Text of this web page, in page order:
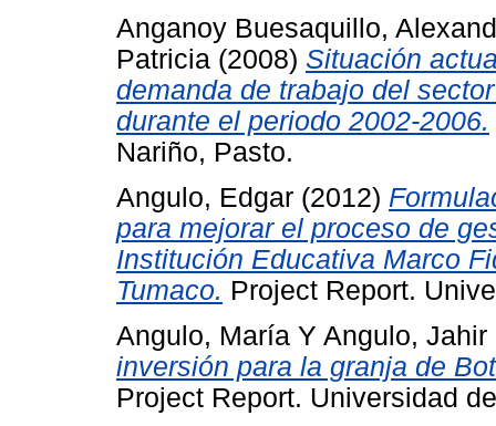
Anganoy Buesaquillo,
Patricia (2008) Situación
demanda de trabajo del
durante el periodo 2002-2006.
Nariño, Pasto.
Angulo, Edgar (2012)
para mejorar el proceso de
Institución Educativa Marco
Tumaco. Project Report.
Angulo, María Y Angulo, Jahir
inversión para la granja de
Project Report. Universidad